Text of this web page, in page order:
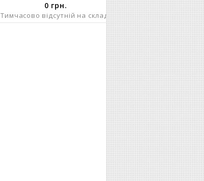
0 грн.
Тимчасово відсутній на складі